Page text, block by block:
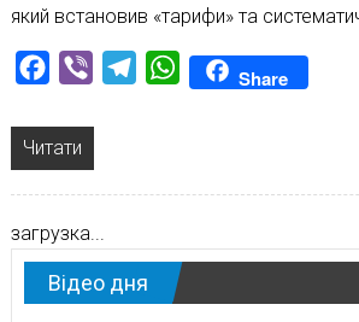
який встановив «тарифи» та
Facebook
Viber TelegramWhatsAppShare
Читати
загрузка...
Відео дня